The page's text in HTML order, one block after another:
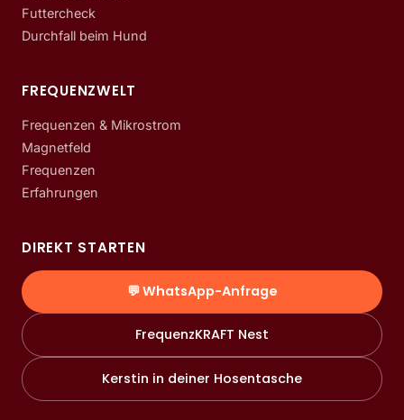
Futtercheck
Durchfall beim Hund
FREQUENZWELT
Frequenzen & Mikrostrom
Magnetfeld
Frequenzen
Erfahrungen
DIREKT STARTEN
💬 WhatsApp-Anfrage
FrequenzKRAFT Nest
Kerstin in deiner Hosentasche